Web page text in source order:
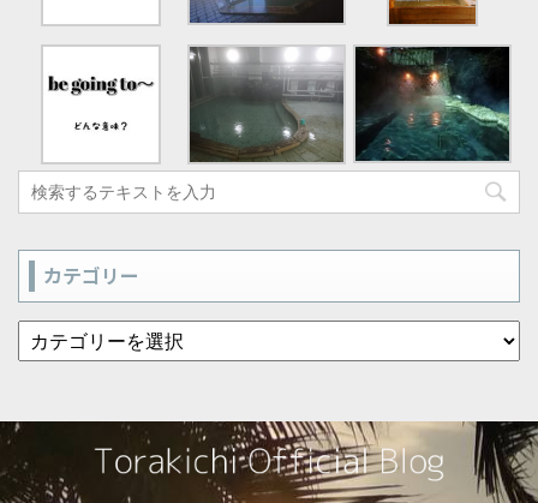
カテゴリー